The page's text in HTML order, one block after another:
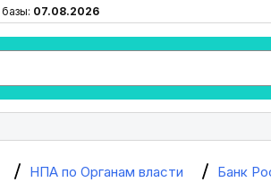
07.08.2026
НПА по Органам власти Банк